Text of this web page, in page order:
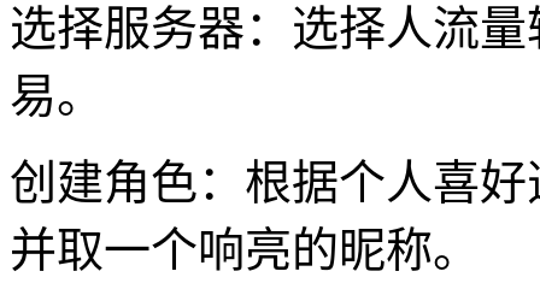
选择服务器：选择人流
易。
创建角色：根据个人喜
并取一个响亮的昵称。